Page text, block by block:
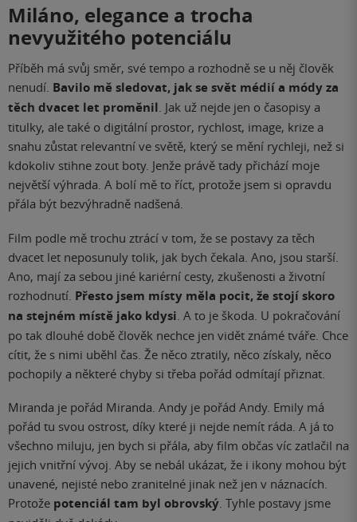
Miláno, elegance a trocha
nevyužitého potenciálu
Příběh má svůj směr, své tempo a rozhodně se u něj člověk
nenudí. Bavilo mě sledovat, jak se svět médií a módy za
těch dvacet let proměnil . Jak už nejde jen o časopisy a
titulky, ale také o digitální prostor, rychlost, image, krize a
snahu zůstat relevantní ve světě, který se mění rychleji, než si
kdokoliv stihne zout boty. Jenže právě tady přichází moje
největší výhrada. A bolí mě to říct, protože jsem si opravdu
přála být bezvýhradně nadšená.
Film podle mě trochu ztrácí v tom, že se postavy za těch
dvacet let neposunuly tolik, jak bych čekala. Ano, jsou starší.
Ano, mají za sebou jiné kariérní cesty, zkušenosti a životní
rozhodnutí. Přesto jsem místy měla pocit, že stojí skoro
na stejném místě jako kdysi . A to je škoda. U pokračování
po tak dlouhé době člověk nechce jen vidět známé tváře. Chce
cítit, že s nimi uběhl čas. Že něco ztratily, něco získaly, něco
pochopily a některé chyby si třeba pořád odmítají přiznat.
Miranda je pořád Miranda. Andy je pořád Andy. Emily má
pořád tu svou ostrost, díky které ji nejde nemít ráda. A já to
všechno miluju, jen bych si přála, aby film občas víc zatlačil na
jejich vnitřní vývoj. Aby se nebál ukázat, že i ikony mohou být
unavené, nejisté nebo zranitelné jinak než jen v náznacích.
Protože potenciál tam byl obrovský. Tyhle postavy jsme